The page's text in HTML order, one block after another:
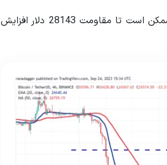
نشان می‌دهد که خریداران کنترل بازار را در دست گرفته اند و بیت کوین ممکن است تا مقاومت 28143 دلار افزایش